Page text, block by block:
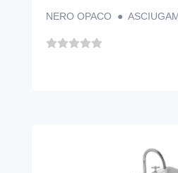
NERO OPACO ●